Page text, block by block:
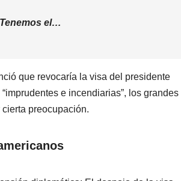
el…
que revocaría la visa del presidente
e incendiarias”, los grandes
preocupación.